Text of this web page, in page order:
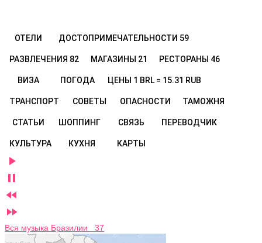
ОТЕЛИ ДОСТОПРИМЕЧАТЕЛЬНОСТИ 59
РАЗВЛЕЧЕНИЯ 82 МАГАЗИНЫ 21 РЕСТОРАНЫ 46
ВИЗА ПОГОДА ЦЕНЫ 1 BRL = 15.31 RUB
ТРАНСПОРТ СОВЕТЫ ОПАСНОСТИ ТАМОЖНЯ
СТАТЬИ ШОППИНГ СВЯЗЬ ПЕРЕВОДЧИК
КУЛЬТУРА КУХНЯ КАРТЫ




Вся музыка Бразилии 37